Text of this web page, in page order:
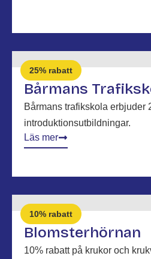
25% rabatt
Bårmans
Bårmans trafikskola erbjuder
introduktionsutbildningar.
Läs mer
10% rabatt
Blomsterhörnan
10% rabatt på krukor och